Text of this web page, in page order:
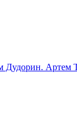
Дудорин. Артем